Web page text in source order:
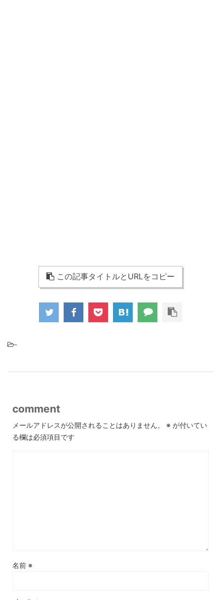
この記事タイトルとURLをコピー
-
comment
メールアドレスが公開されることはありません。 ※ が付いてい
る欄は必須項目です
名前 ※